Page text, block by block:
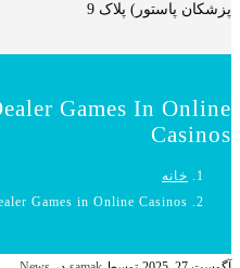
پزشکان پاستور) پلاک 9
Games In Online
Casinos
خانه
Games in Online Casinos